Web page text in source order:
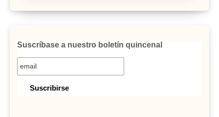
Suscríbase a nuestro boletín quincenal